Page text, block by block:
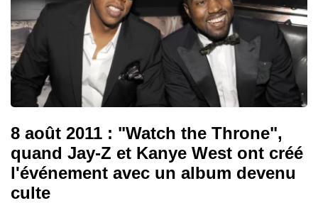
8 août 2011 : "Watch the Throne",
quand Jay-Z et Kanye West ont créé
l'événement avec un album devenu
culte